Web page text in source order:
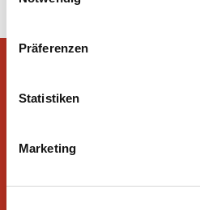
Präferenzen
Statistiken
Marketing
Peter Hajek Public Opinion
Peter Hajek Public Opinion
Organisationen.